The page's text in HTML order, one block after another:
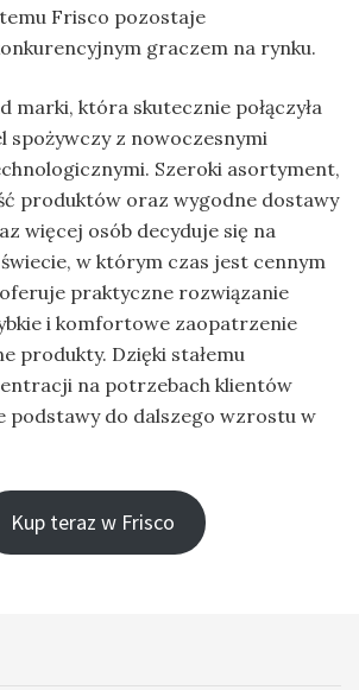
Frisco pozostaje
graczem na rynku.
marki, która skutecznie połączyła
spożywczy z nowoczesnymi
Szeroki asortyment,
produktów oraz wygodne dostawy
więcej osób decyduje się na
w którym czas jest cennym
oferuje praktyczne rozwiązanie
i komfortowe zaopatrzenie
produkty. Dzięki stałemu
na potrzebach klientów
podstawy do dalszego wzrostu w
Kup teraz w Frisco